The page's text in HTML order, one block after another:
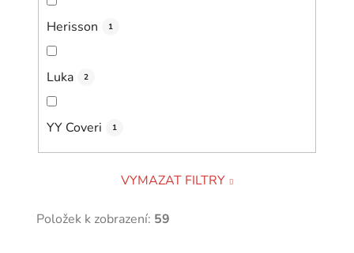
Herisson 1
Luka 2
YY Coveri 1
VYMAZAT FILTRY
Položek k zobrazení: 59